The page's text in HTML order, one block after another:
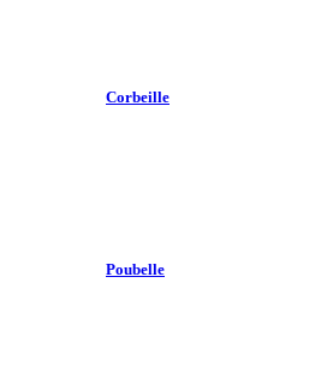
Corbeille
Poubelle